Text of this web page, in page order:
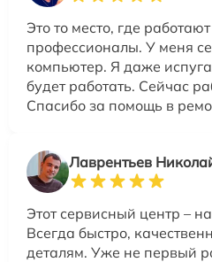
Это то место, где
профессионалы. У меня
компьютер. Я даже
будет работать. Сейчас
Спасибо за помощь в
Лаврентьев
Этот сервисный центр –
Всегда быстро,
деталям. Уже не первый